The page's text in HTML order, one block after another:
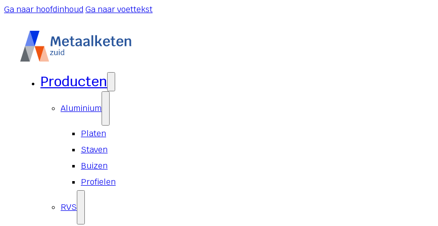
Ga naar hoofdinhoudGa naar voettekst
Producten
Aluminium
Platen
Staven
Buizen
Profielen
RVS